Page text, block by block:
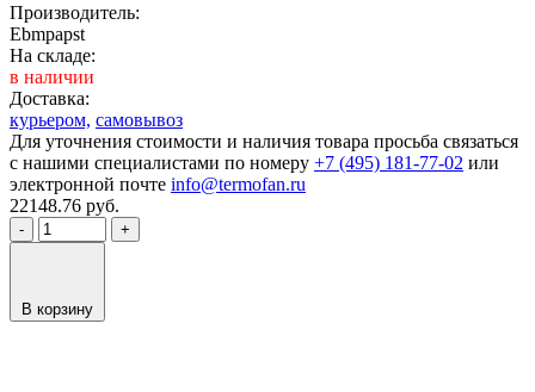
Производитель:
Ebmpapst
На складе:
в наличии
Доставка:
курьером, самовывоз
Для уточнения стоимости и наличия товара просьба связаться
с нашими специалистами по номеру +7 (495) 181-77-02 или
электронной почте info@termofan.ru
22148.76 руб.
- +
В корзину